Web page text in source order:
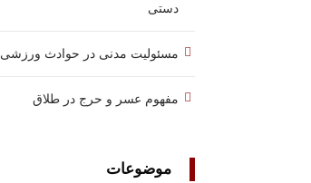
دستی
مسئولیت مدنی در حوادث ورزشی
مفهوم عسر و حرج در طلاق
موضوعات